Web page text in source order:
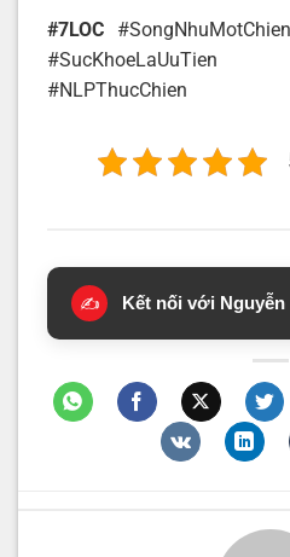
#7LOC
#SucKhoeLaUuTien
#NLPThucChien
✍️ Kết nối với